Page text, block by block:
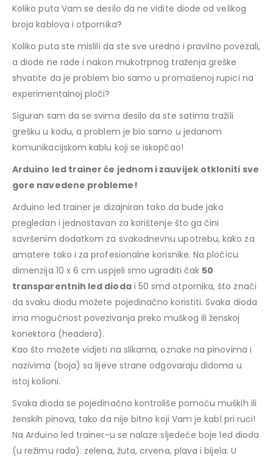
Koliko puta Vam se desilo da ne vidite diode od velikog
broja kablova i otpornika?
Koliko puta ste mislili da ste sve uredno i pravilno povezali,
a diode ne rade i nakon mukotrpnog traženja greške
shvatite da je problem bio samo u promašenoj rupici na
experimentalnoj ploči?
Siguran sam da se svima desilo da ste satima tražili
grešku u kodu, a problem je bio samo u jedanom
komunikacijskom kablu koji se iskopčao!
Arduino led trainer će jednom i zauvijek otkloniti sve
gore navedene probleme!
Arduino led trainer je dizajniran tako da bude jako
pregledan i jednostavan za korištenje što ga čini
savršenim dodatkom za svakodnevnu upotrebu, kako za
amatere tako i za profesionalne korisnike. Na pločicu
dimenzija 10 x 6 cm uspjeli smo ugraditi čak 50
transparentnih led diodai 50 smd otpornika, što znači
da svaku diodu možete pojedinačno koristiti. Svaka dioda
ima mogućnost povezivanja preko muškog ili ženskoj
konektora (headera).
Kao što možete vidjeti na slikama, oznake na pinovima i
nazivima (boja) sa lijeve strane odgovaraju didoma u
istoj kolioni.
Svaka dioda se pojedinačno kontroliše pomoću muških ili
ženskih pinova, tako da nije bitno koji Vam je kabl pri ruci!
Na Arduino led trainer-u se nalaze sljedeće boje led dioda
(u režimu rada): zelena, žuta, crvena, plava i bijela. U